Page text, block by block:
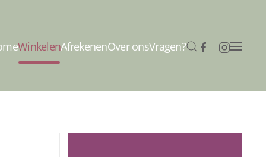
WinkelenAfrekenenOver onsVragen?